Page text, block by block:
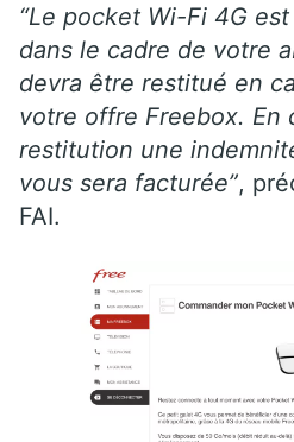
“Le pocket Wi-Fi 4G
dans le cadre de votre
devra être restitué en
votre offre Freebox. En
restitution une
vous sera facturée”,
FAI.